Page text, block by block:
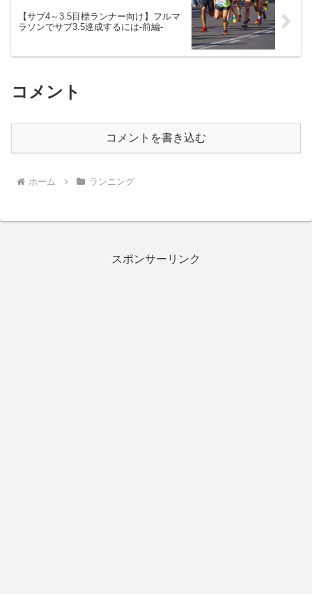
【サブ4～3.5目標ランナー向け】フルマ
ラソンでサブ3.5達成するには-前編-
コメント
コメントを書き込む
ホーム ランニング
スポンサーリンク